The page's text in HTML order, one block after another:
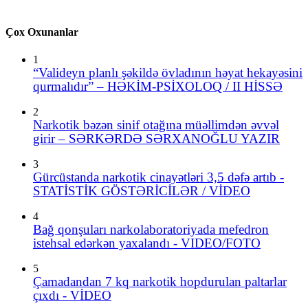
Çox Oxunanlar
1
“Valideyn planlı şəkildə övladının həyat hekayəsini
qurmalıdır” – HƏKİM-PSİXOLOQ / II HİSSƏ
2
Narkotik bəzən sinif otağına müəllimdən əvvəl
girir – SƏRKƏRDƏ SƏRXANOĞLU YAZIR
3
Gürcüstanda narkotik cinayətləri 3,5 dəfə artıb -
STATİSTİK GÖSTƏRİCİLƏR / VİDEO
4
Bağ qonşuları narkolaboratoriyada mefedron
istehsal edərkən yaxalandı - VIDEO/FOTO
5
Çamadandan 7 kq narkotik hopdurulan paltarlar
çıxdı - VİDEO